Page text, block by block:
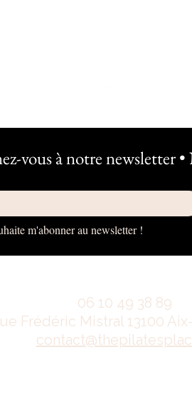
vous à notre newsletter
m'abonner au newsletter !
06 10 49 38 89
Frédéric Mistral 13100